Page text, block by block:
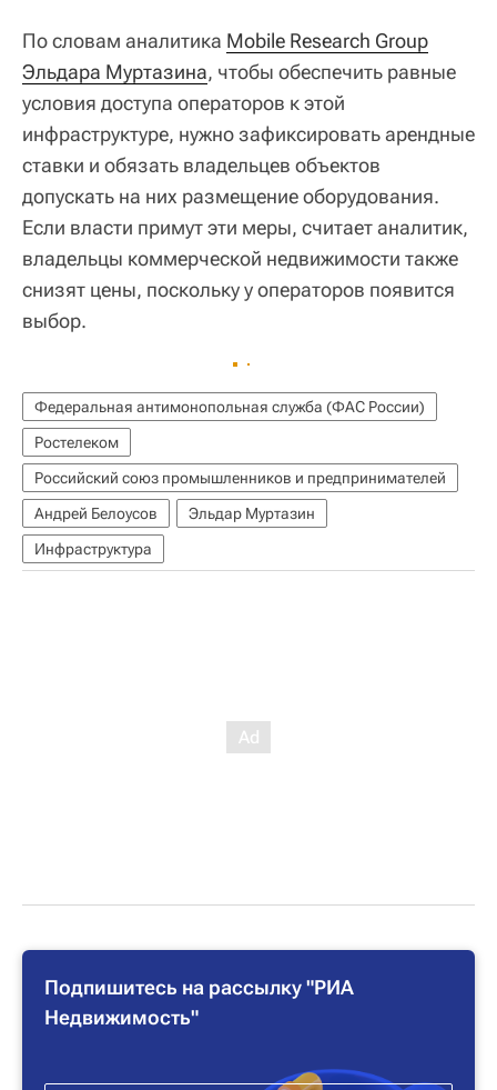
По словам аналитика Mobile Research Group
Эльдара Муртазина, чтобы обеспечить равные
условия доступа операторов к этой
инфраструктуре, нужно зафиксировать арендные
ставки и обязать владельцев объектов
допускать на них размещение оборудования.
Если власти примут эти меры, считает аналитик,
владельцы коммерческой недвижимости также
снизят цены, поскольку у операторов появится
выбор.
Федеральная антимонопольная служба (ФАС России)
Ростелеком
Российский союз промышленников и предпринимателей
Андрей Белоусов
Эльдар Муртазин
Инфраструктура
Подпишитесь на рассылку "РИА
Недвижимость"